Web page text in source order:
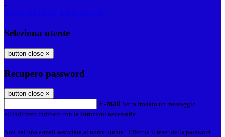
-
Entra con SPID
Entra con CIE
Seleziona utente
button close ×
Recupero password
button close ×
E-mail Verrà inviato un messaggio
all'indirizzo indicato con le istruzioni necessarie.
Non hai una e-mail associata al nome utente? Effettua il reset della password